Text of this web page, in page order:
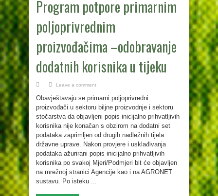
Program potpore primarnim
poljoprivrednim
proizvođačima –odobravanje
dodatnih korisnika u tijeku
Leave a comment
Obavještavaju se primarni poljoprivredni
proizvođači u sektoru biljne proizvodnje i sektoru
stočarstva da objavljeni popis inicijalno prihvatljivih
korisnika nije konačan s obzirom na dodatni set
podataka zaprimljen od drugih nadležnih tijela
državne uprave. Nakon provjere i usklađivanja
podataka ažurirani popis inicijalno prihvatljivih
korisnika po svakoj Mjeri/Podmjeri bit će objavljen
na mrežnoj stranici Agencije kao i na AGRONET
sustavu. Po isteku ...